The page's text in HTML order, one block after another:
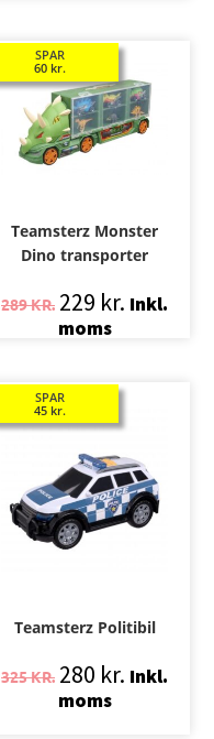
SPAR
60 kr.
Teamsterz Monster
Dino transporter
289KR. 229 kr. Inkl.
moms
SPAR
45 kr.
Teamsterz Politibil
325KR. 280 kr. Inkl.
moms